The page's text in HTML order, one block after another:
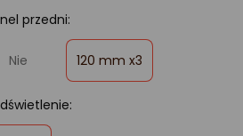
przedni:
Nie 120 mm x3
zaznaczone